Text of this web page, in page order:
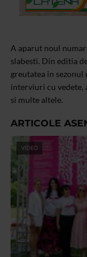
A aparut noul numar
slabesti. Din editia
greutatea in
interviuri cu
si multe altele.
ARTICOLE
VIDEO